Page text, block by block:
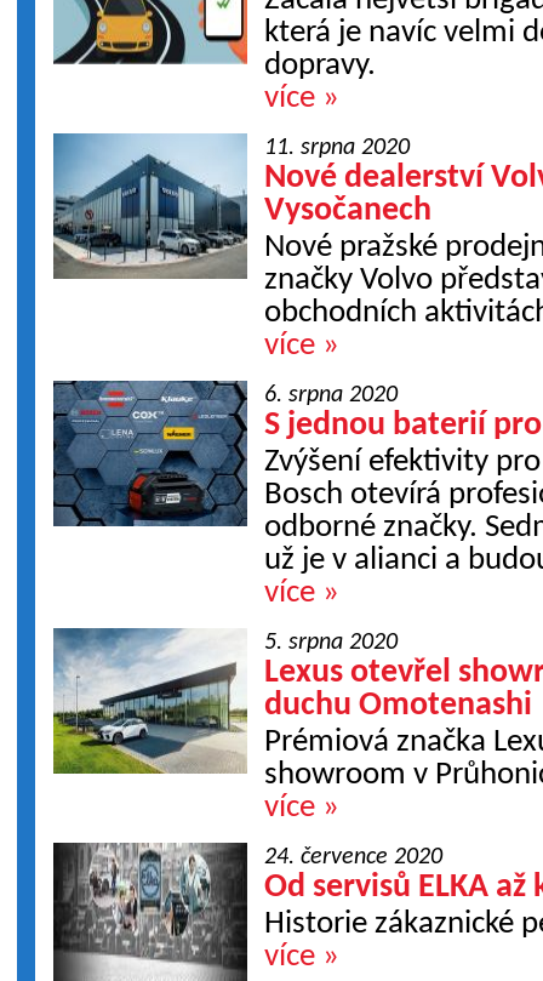
která je navíc velmi
dopravy.
více »
11. srpna 2020
Nové dealerství
Vysočanech
Nové pražské
značky Volvo
obchodních
více »
6. srpna 2020
S jednou baterií
Zvýšení efektivity
Bosch otevírá
odborné značky.
už je v alianci a
více »
5. srpna 2020
Lexus otevřel
duchu Omotenashi
Prémiová značka
showroom v
více »
24. července 2020
Od servisů ELKA
Historie zákaznické
více »